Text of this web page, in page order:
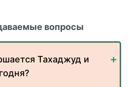
вопросы
Тахаджуд и